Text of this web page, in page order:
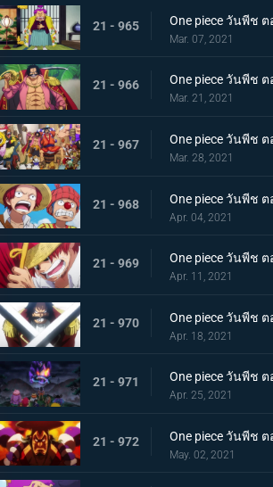
21 - 965
Mar. 07, 2021
21 - 966
Mar. 21, 2021
21 - 967
Mar. 28, 2021
21 - 968
Apr. 04, 2021
21 - 969
Apr. 11, 2021
21 - 970
Apr. 18, 2021
21 - 971
Apr. 25, 2021
21 - 972
May. 02, 2021